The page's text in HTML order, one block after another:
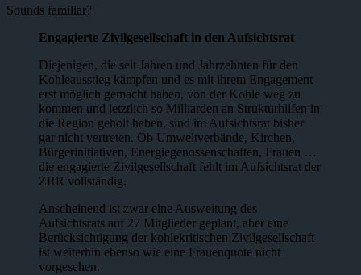
Sounds familiar?
Engagierte Zivilgesellschaft in den Aufsichtsrat
Diejenigen, die seit Jahren und Jahrzehnten für den
Kohleausstieg kämpfen und es mit ihrem Engagement
erst möglich gemacht haben, von der Kohle weg zu
kommen und letztlich so Milliarden an Strukturhilfen in
die Region geholt haben, sind im Aufsichtsrat bisher
gar nicht vertreten. Ob Umweltverbände, Kirchen,
Bürgerinitiativen, Energiegenossenschaften, Frauen …
die engagierte Zivilgesellschaft fehlt im Aufsichtsrat der
ZRR vollständig.
Anscheinend ist zwar eine Ausweitung des
Aufsichtsrats auf 27 Mitglieder geplant, aber eine
Berücksichtigung der kohlekritischen Zivilgesellschaft
ist weiterhin ebenso wie eine Frauenquote nicht
vorgesehen.